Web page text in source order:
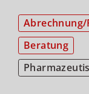
Abrechnung/
Beratung